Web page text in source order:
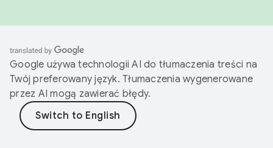
Google używa technologii AI do tłumaczenia treści na
Twój preferowany język. Tłumaczenia wygenerowane
przez AI mogą zawierać błędy.